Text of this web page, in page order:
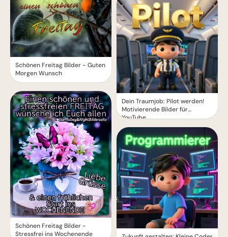
Schönen Freitag Bilder - Guten
Morgen Wunsch
Schönen Freitag Bilder -
Stressfrei ins Wochenende
Dein Traumjob: Pilot werden!
Motivierende Bilder für
YouTube